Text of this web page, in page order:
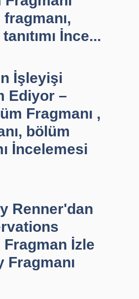
fragmanı,
İnce...
İşleyişi
Ediyor –
Fragmanı ,
bölüm
İncelemesi
Renner'dan
İzle
Fragmanı